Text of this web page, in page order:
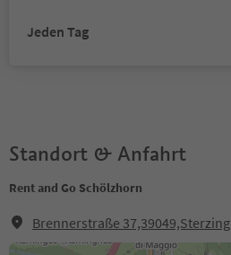
Jeden Tag
Standort & Anfahrt
Rent and Go Schölzhorn
Brennerstraße 37,39049,Sterzing